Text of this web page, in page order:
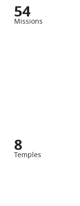
54
Missions
8
Temples